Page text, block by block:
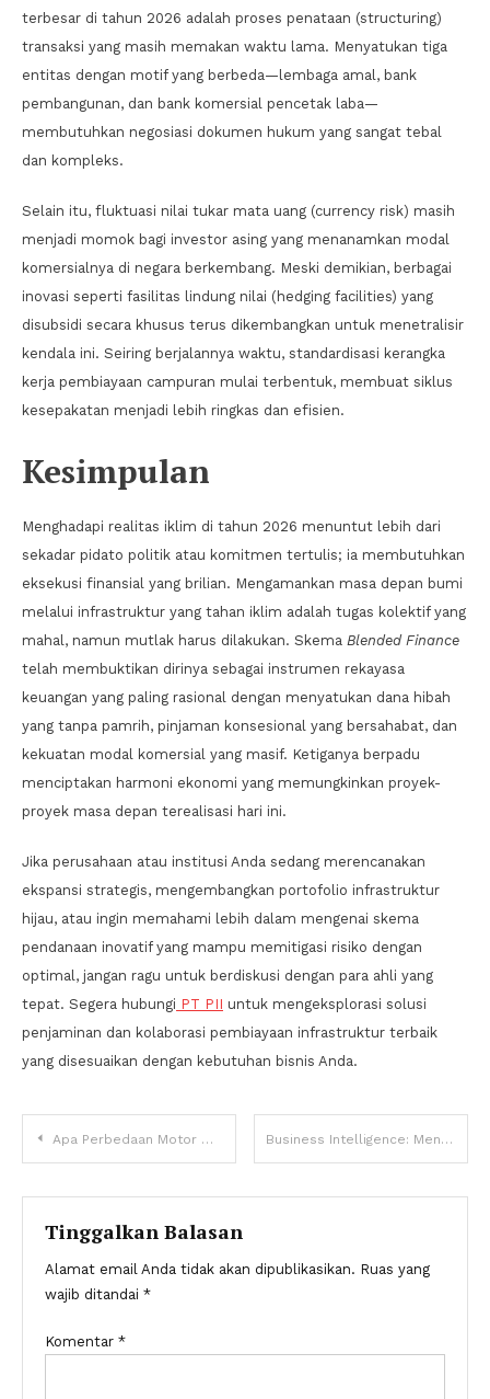
terbesar di tahun 2026 adalah proses penataan (structuring)
transaksi yang masih memakan waktu lama. Menyatukan tiga
entitas dengan motif yang berbeda—lembaga amal, bank
pembangunan, dan bank komersial pencetak laba—
membutuhkan negosiasi dokumen hukum yang sangat tebal
dan kompleks.
Selain itu, fluktuasi nilai tukar mata uang (currency risk) masih
menjadi momok bagi investor asing yang menanamkan modal
komersialnya di negara berkembang. Meski demikian, berbagai
inovasi seperti fasilitas lindung nilai (hedging facilities) yang
disubsidi secara khusus terus dikembangkan untuk menetralisir
kendala ini. Seiring berjalannya waktu, standardisasi kerangka
kerja pembiayaan campuran mulai terbentuk, membuat siklus
kesepakatan menjadi lebih ringkas dan efisien.
Kesimpulan
Menghadapi realitas iklim di tahun 2026 menuntut lebih dari
sekadar pidato politik atau komitmen tertulis; ia membutuhkan
eksekusi finansial yang brilian. Mengamankan masa depan bumi
melalui infrastruktur yang tahan iklim adalah tugas kolektif yang
mahal, namun mutlak harus dilakukan. Skema Blended Finance
telah membuktikan dirinya sebagai instrumen rekayasa
keuangan yang paling rasional dengan menyatukan dana hibah
yang tanpa pamrih, pinjaman konsesional yang bersahabat, dan
kekuatan modal komersial yang masif. Ketiganya berpadu
menciptakan harmoni ekonomi yang memungkinkan proyek-
proyek masa depan terealisasi hari ini.
Jika perusahaan atau institusi Anda sedang merencanakan
ekspansi strategis, mengembangkan portofolio infrastruktur
hijau, atau ingin memahami lebih dalam mengenai skema
pendanaan inovatif yang mampu memitigasi risiko dengan
optimal, jangan ragu untuk berdiskusi dengan para ahli yang
tepat. Segera hubungi PT PII untuk mengeksplorasi solusi
penjaminan dan kolaborasi pembiayaan infrastruktur terbaik
yang disesuaikan dengan kebutuhan bisnis Anda.
Navigasi
pos
Apa Perbedaan Motor Matic, Manual, dan Sport? Business Intelligence: Mengapa Data Berlimpah Belum Tentu Menghasilkan Keputusan Lebih Baik
Tinggalkan Balasan
Alamat email Anda tidak akan dipublikasikan. Ruas yang
wajib ditandai *
Komentar *